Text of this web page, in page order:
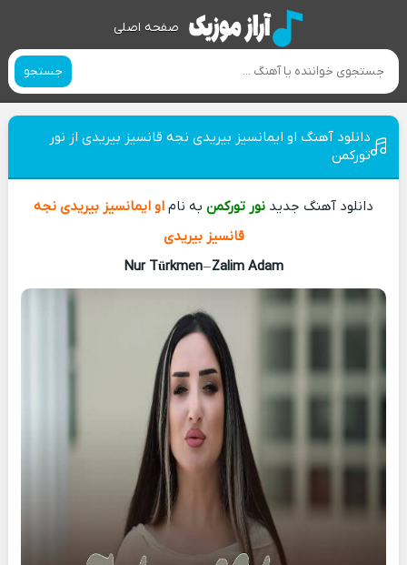
صفحه اصلی
جستجو
دانلود آهنگ او ایمانسیز بیریدی نجه قانسیز بیریدی از نور
تورکمن
دانلود آهنگ جدید نور تورکمن به نام او ایمانسیز بیریدی نجه
قانسیز بیریدی
Nur Türkmen–Zalim Adam